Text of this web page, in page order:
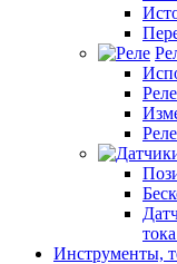
Инструменты,